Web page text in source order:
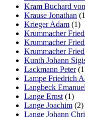
Kram Buchard von
Krause Jonathan
Krieger Adam (1)
Krummacher
Krummacher
Krummacher
Kunth Johann
Lackmann Peter
Lampe Friedrich
Langbeck
Lange Ernst (1)
Lange Joachim (2)
Lange Johann